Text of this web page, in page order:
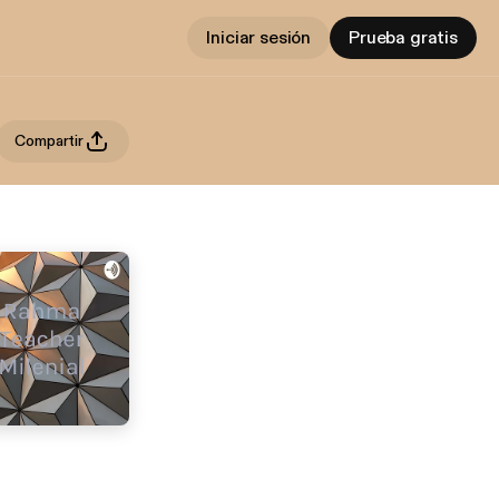
Iniciar sesión Prueba gratis
Compartir